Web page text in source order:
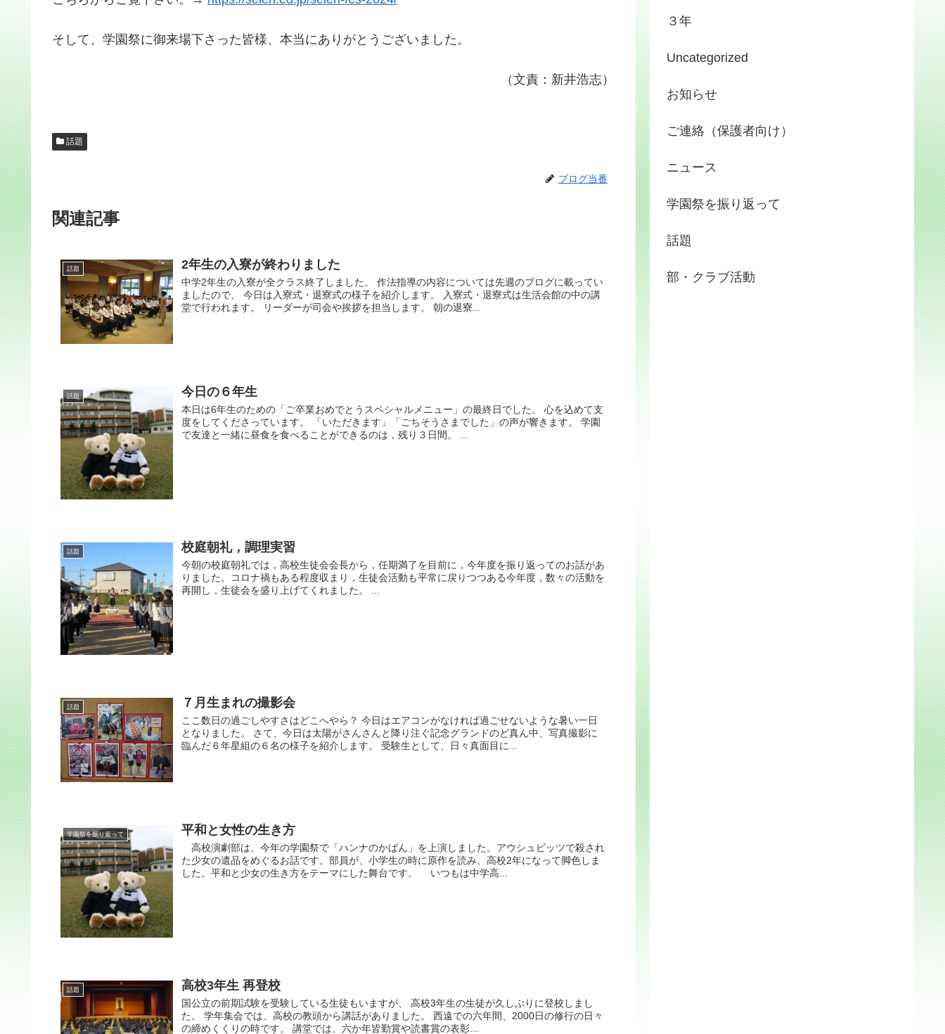
そして、学園祭に御来場下さった皆様、本当にありがとうございました。
（文責：新井浩志）
話題
ブログ当番
関連記事
話題 2年生の入寮が終わりました
中学2年生の入寮が全クラス終了しました。 作法指導の内容については先週のブログに載ってい
ましたので、 今日は入寮式・退寮式の様子を紹介します。 入寮式・退寮式は生活会館の中の講
堂で行われます。 リーダーが司会や挨拶を担当します。 朝の退寮...
話題 今日の６年生
本日は6年生のための「ご卒業おめでとうスペシャルメニュー」の最終日でした。 心を込めて支
度をしてくださっています。 「いただきます」「ごちそうさまでした」の声が響きます。 学園
で友達と一緒に昼食を食べることができるのは，残り３日間。 ...
話題 校庭朝礼，調理実習
今朝の校庭朝礼では，高校生徒会会長から，任期満了を目前に，今年度を振り返ってのお話があ
りました。コロナ禍もある程度収まり，生徒会活動も平常に戻りつつある今年度，数々の活動を
再開し，生徒会を盛り上げてくれました。 ...
話題 ７月生まれの撮影会
ここ数日の過ごしやすさはどこへやら？ 今日はエアコンがなければ過ごせないような暑い一日
となりました。 さて、今日は太陽がさんさんと降り注ぐ記念グランドのど真ん中、写真撮影に
臨んだ６年星組の６名の様子を紹介します。 受験生として、日々真面目に...
学園祭を振り返って 平和と女性の生き方
高校演劇部は、今年の学園祭で「ハンナのかばん」を上演しました。アウシュビッツで殺され
た少女の遺品をめぐるお話です。部員が、小学生の時に原作を読み、高校2年になって脚色しま
した。平和と少女の生き方をテーマにした舞台です。 いつもは中学高...
話題 高校3年生 再登校
国公立の前期試験を受験している生徒もいますが、 高校3年生の生徒が久しぶりに登校しまし
た。 学年集会では、高校の教頭から講話がありました。 西遠での六年間、2000日の修行の日々
の締めくくりの時です。 講堂では、六か年皆勤賞や読書賞の表彰...
３年
Uncategorized
お知らせ
ご連絡（保護者向け）
ニュース
学園祭を振り返って
話題
部・クラブ活動